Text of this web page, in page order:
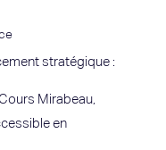
stratégique :
Mirabeau,
en